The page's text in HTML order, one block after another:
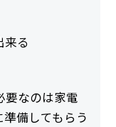
来る
要なのは家電
備してもらう